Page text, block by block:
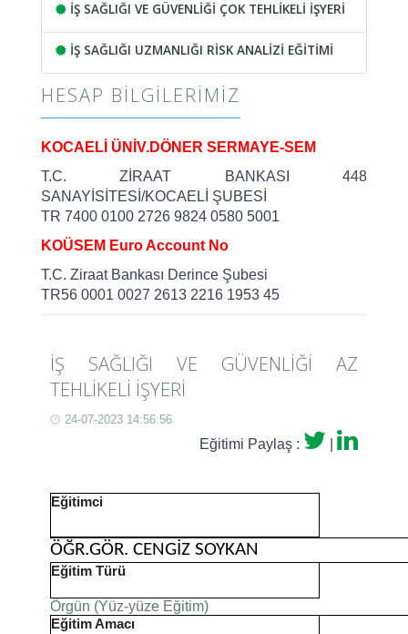
İŞ SAĞLIĞI VE GÜVENLİĞİ ÇOK TEHLİKELİ İŞYERİ
İŞ SAĞLIĞI UZMANLIĞI RİSK ANALİZİ EĞİTİMİ
HESAP BILGILERIMIZ
KOCAELİ ÜNİV.DÖNER SERMAYE-SEM
T.C. ZİRAAT BANKASI 448
SANAYİSİTESİ/KOCAELİ ŞUBESİ
TR 7400 0100 2726 9824 0580 5001
KOÜSEM Euro Account No
T.C. Ziraat Bankası Derince Şubesi
TR56 0001 0027 2613 2216 1953 45
İŞ SAĞLIĞI VE GÜVENLİĞİ AZ
TEHLİKELİ İŞYERİ
24-07-2023 14:56:56
Eğitimi Paylaş :
Eğitimci
ÖĞR.GÖR. CENGİZ SOYKAN
Eğitim Türü
Örgün (Yüz-yüze Eğitim)
Eğitim Amacı